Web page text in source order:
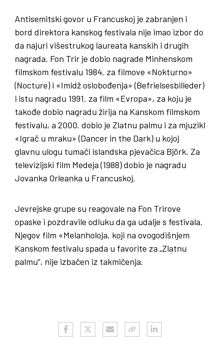
Antisemitski govor u Francuskoj je zabranjen i
bord direktora kanskog festivala nije imao izbor do
da najuri višestrukog laureata kanskih i drugih
nagrada. Fon Trir je dobio nagrade Minhenskom
filmskom festivalu 1984. za filmove «Nokturno»
(Nocture) i «Imidž oslobođenja» (Befrielsesbilleder)
i istu nagradu 1991. za film «Evropa», za koju je
takođe dobio nagradu žirija na Kanskom filmskom
festivalu, a 2000. dobio je Zlatnu palmu i za mjuzikl
«Igrač u mraku» (Dancer in the Dark) u kojoj
glavnu ulogu tumači islandska pjevačica Björk. Za
televizijski film Medeja (1988) dobio je nagradu
Jovanka Orleanka u Francuskoj.
Jevrejske grupe su reagovale na Fon Trirove
opaske i pozdravile odluku da ga udalje s festivala.
Njegov film «Melanholoja, koji na ovogodišnjem
Kanskom festivalu spada u favorite za „Zlatnu
palmu“, nije izbačen iz takmičenja.